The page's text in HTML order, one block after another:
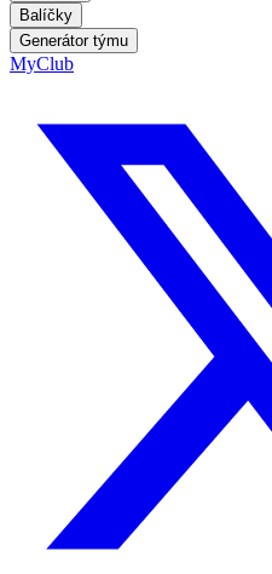
Balíčky
Generátor týmu
MyClub